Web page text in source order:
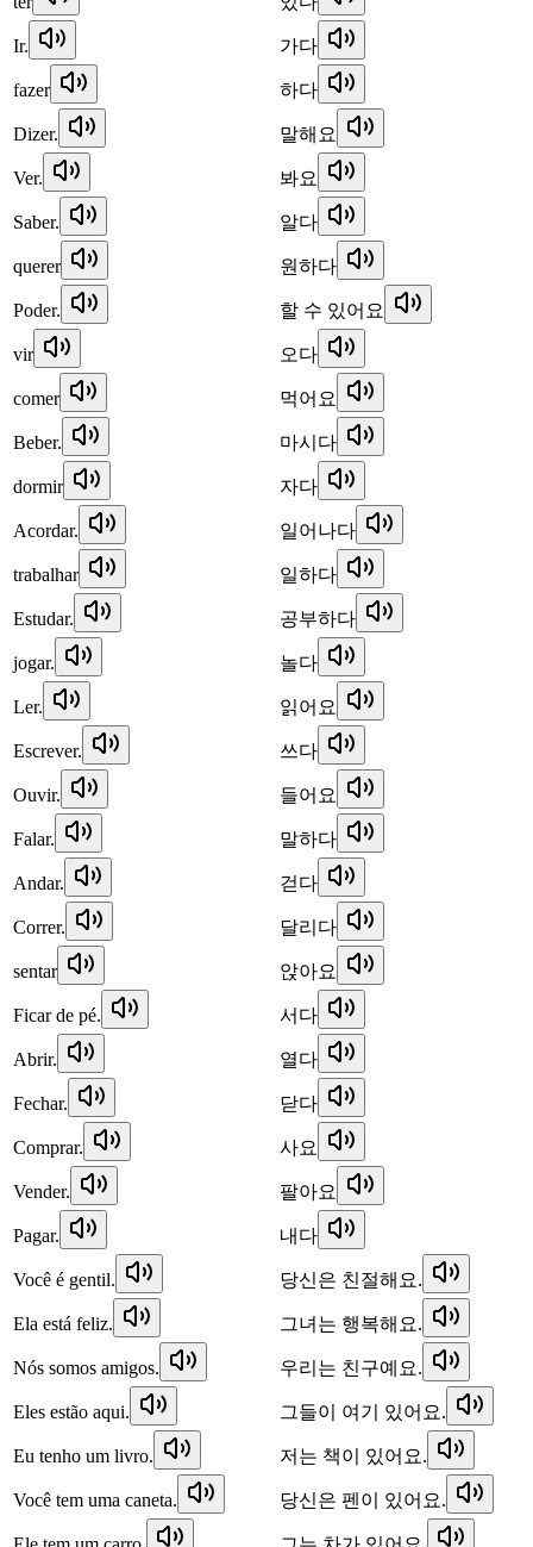
Ir. 가다
fazer 하다
Dizer. 말해요
Ver. 봐요
Saber. 알다
querer 원하다
Poder. 할 수 있어요
vir 오다
comer 먹어요
Beber. 마시다
dormir 자다
Acordar. 일어나다
trabalhar 일하다
Estudar. 공부하다
jogar. 놀다
Ler. 읽어요
Escrever. 쓰다
Ouvir. 들어요
Falar. 말하다
Andar. 걷다
Correr. 달리다
sentar 앉아요
Ficar de pé. 서다
Abrir. 열다
Fechar. 닫다
Comprar. 사요
Vender. 팔아요
Pagar. 내다
Você é gentil. 당신은 친절해요.
Ela está feliz. 그녀는 행복해요.
Nós somos amigos. 우리는 친구예요.
Eles estão aqui. 그들이 여기 있어요.
Eu tenho um livro. 저는 책이 있어요.
Você tem uma caneta. 당신은 펜이 있어요.